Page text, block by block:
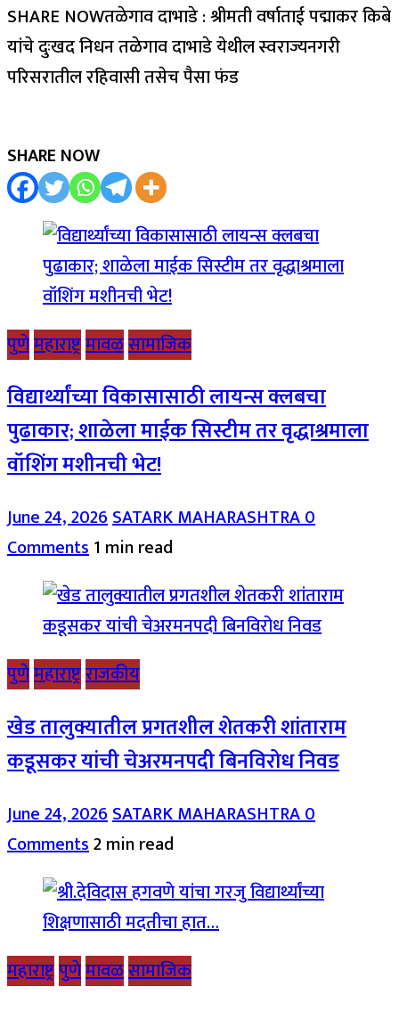
SHARE NOWतळेगाव दाभाडे : श्रीमती वर्षाताई पद्माकर किबे
यांचे दुःखद निधन तळेगाव दाभाडे येथील स्वराज्यनगरी
परिसरातील रहिवासी तसेच पैसा फंड
SHARE NOW
पुणेमहाराष्ट्रमावळसामाजिक
विद्यार्थ्यांच्या विकासासाठी लायन्स क्लबचा
पुढाकार; शाळेला माईक सिस्टीम तर वृद्धाश्रमाला
वॉशिंग मशीनची भेट!
June 24, 2026SATARK MAHARASHTRA0
Comments1 min read
पुणेमहाराष्ट्रराजकीय
खेड तालुक्यातील प्रगतशील शेतकरी शांताराम
कडूसकर यांची चेअरमनपदी बिनविरोध निवड
June 24, 2026SATARK MAHARASHTRA0
Comments2 min read
महाराष्ट्रपुणेमावळसामाजिक